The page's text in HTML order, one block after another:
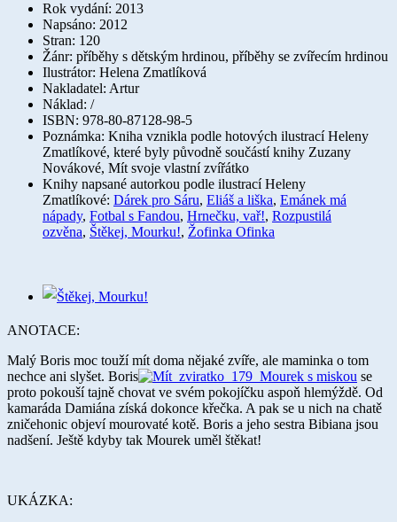
Rok vydání: 2013
Napsáno: 2012
Stran: 120
Žánr: příběhy s dětským hrdinou, příběhy se zvířecím hrdinou
Ilustrátor: Helena Zmatlíková
Nakladatel: Artur
Náklad: /
ISBN: 978-80-87128-98-5
Poznámka: Kniha vznikla podle hotových ilustrací Heleny
Zmatlíkové, které byly původně součástí knihy Zuzany
Novákové, Mít svoje vlastní zvířátko
Knihy napsané autorkou podle ilustrací Heleny
Zmatlíkové: Dárek pro Sáru, Eliáš a liška, Emánek má
nápady, Fotbal s Fandou, Hrnečku, vař!, Rozpustilá
ozvěna, Štěkej, Mourku!, Žofinka Ofinka
ANOTACE:
Malý Boris moc touží mít doma nějaké zvíře, ale maminka o tom
nechce ani slyšet. Boris
se
proto pokouší tajně chovat ve svém pokojíčku aspoň hlemýždě. Od
kamaráda Damiána získá dokonce křečka. A pak se u nich na chatě
zničehonic objeví mourovaté kotě. Boris a jeho sestra Bibiana jsou
nadšení. Ještě kdyby tak Mourek uměl štěkat!
UKÁZKA: